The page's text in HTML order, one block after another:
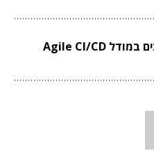
וובינר סינופסיס לתכנון שבבים במודל Agile CI/CD